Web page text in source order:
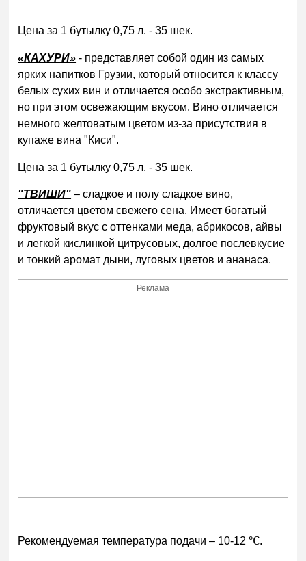
Цена за 1 бутылку 0,75 л. - 35 шек.
«КАХУРИ» - представляет собой один из самых
ярких напитков Грузии, который относится к классу
белых сухих вин и отличается особо экстрактивным,
но при этом освежающим вкусом. Вино отличается
немного желтоватым цветом из-за присутствия в
купаже вина "Киси".
Цена за 1 бутылку 0,75 л. - 35 шек.
"ТВИШИ" – сладкое и полу сладкое вино,
отличается цветом свежего сена. Имеет богатый
фруктовый вкус с оттенками меда, абрикосов, айвы
и легкой кислинкой цитрусовых, долгое послевкусие
и тонкий аромат дыни, луговых цветов и ананаса.
Реклама
Рекомендуемая температура подачи – 10-12℃.